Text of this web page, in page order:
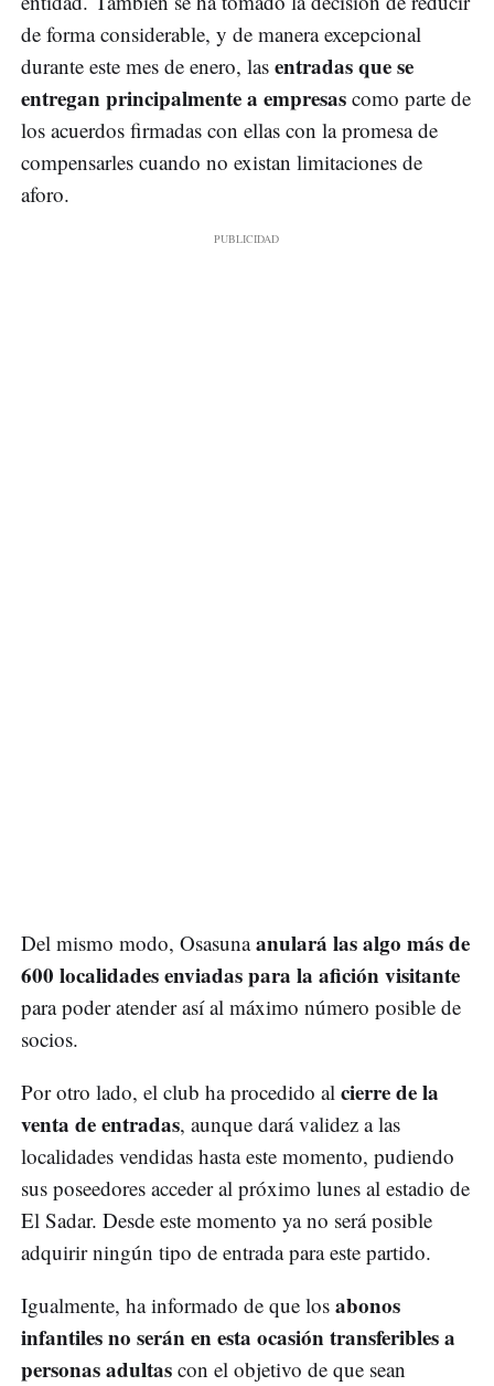
de forma considerable, y de manera excepcional
durante este mes de enero, las entradas que se
entregan principalmente a empresas como parte de
los acuerdos firmadas con ellas con la promesa de
compensarles cuando no existan limitaciones de
aforo.
Del mismo modo, Osasunaanulará las algo más de
600 localidades enviadas para la afición visitante
para poder atender así al máximo número posible de
socios.
Por otro lado, el club ha procedido al cierre de la
venta de entradas, aunque dará validez a las
localidades vendidas hasta este momento, pudiendo
sus poseedores acceder al próximo lunes al estadio de
El Sadar. Desde este momento ya no será posible
adquirir ningún tipo de entrada para este partido.
Igualmente, ha informado de que los abonos
infantiles no serán en esta ocasión transferibles a
personas adultas con el objetivo de que sean